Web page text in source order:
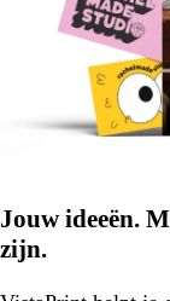
Jouw ideeën.
zijn.